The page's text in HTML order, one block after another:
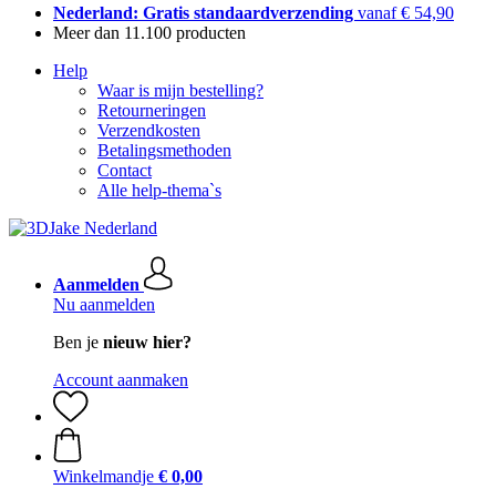
Nederland: Gratis standaardverzending vanaf € 54,90
Meer dan 11.100 producten
Help
Waar is mijn bestelling?
Retourneringen
Verzendkosten
Betalingsmethoden
Contact
Alle help-thema`s
Aanmelden
Nu aanmelden
Ben je nieuw hier?
Account aanmaken
Winkelmandje € 0,00